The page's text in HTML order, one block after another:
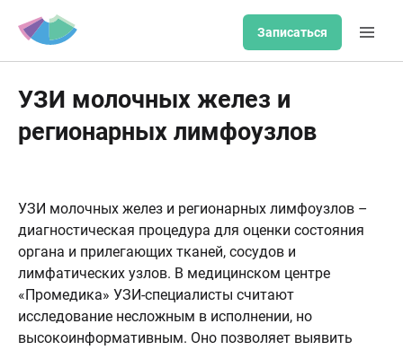
Записаться
УЗИ молочных желез и
регионарных лимфоузлов
УЗИ молочных желез и регионарных лимфоузлов –
диагностическая процедура для оценки состояния
органа и прилегающих тканей, сосудов и
лимфатических узлов. В медицинском центре
«Промедика» УЗИ-специалисты считают
исследование несложным в исполнении, но
высокоинформативным. Оно позволяет выявить